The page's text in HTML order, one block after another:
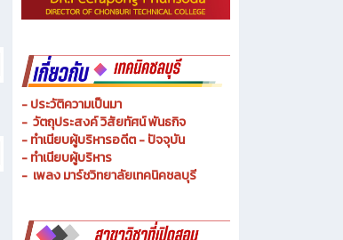
- ประวัติความเป็นมา
- วัตถุประสงค์ วิสัยทัศน์ พันธกิจ
- ทำเนียบผู้บริหารอดีต - ปัจจุบัน
- ทำเนียบผู้บริหาร
- เพลง มาร์ชวิทยาลัยเทคนิคชลบุรี